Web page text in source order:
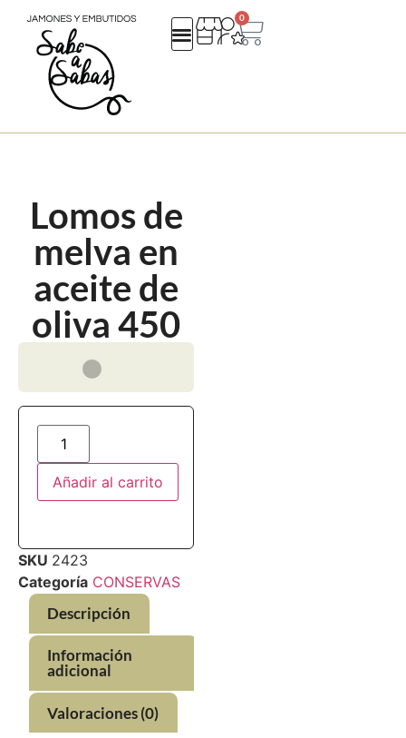
0
Lomos de
melva en
aceite de
oliva 450
Añadir al carrito
SKU 2423
Categoría CONSERVAS
Descripción
Información
adicional
Valoraciones (0)